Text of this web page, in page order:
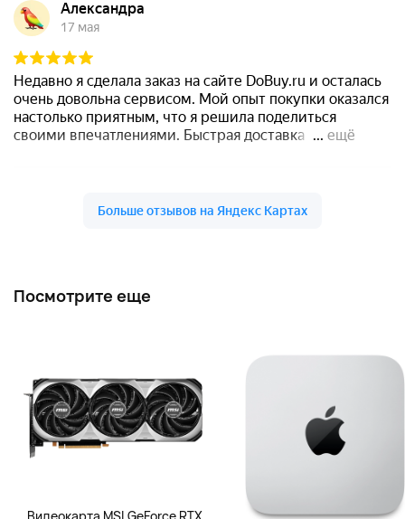
Посмотрите еще